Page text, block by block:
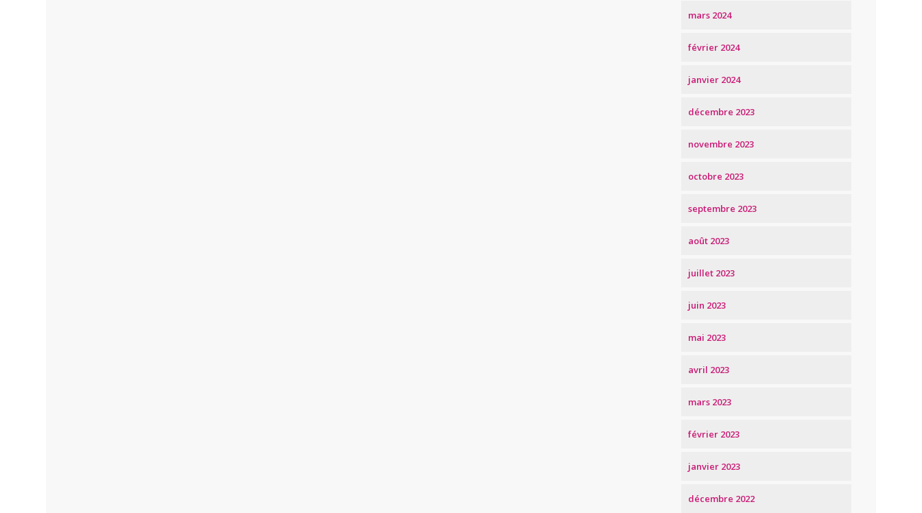
mars 2024
février 2024
janvier 2024
décembre 2023
novembre 2023
octobre 2023
septembre 2023
août 2023
juillet 2023
juin 2023
mai 2023
avril 2023
mars 2023
février 2023
janvier 2023
décembre 2022